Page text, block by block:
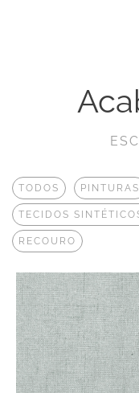
TODOS PINTURAS
TECIDOS
RECOURO